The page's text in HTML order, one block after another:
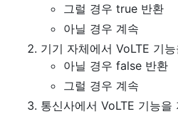
그럴 경우 true 반환
아닐 경우 계속
기기 자체에서 VoLTE 기
아닐 경우 false 반환
그럴 경우 계속
통신사에서 VoLTE 기능을